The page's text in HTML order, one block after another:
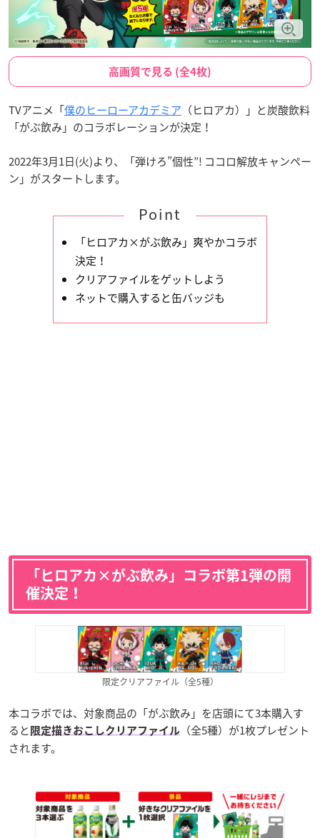
高画質で見る (全4枚)
TVアニメ「僕のヒーローアカデミア （ヒロアカ）」と炭酸飲料
「がぶ飲み」のコラボレーションが決定！
2022年3月1日(火)より、「弾けろ”個性”! ココロ解放キャンペー
ン」がスタートします。
Point
「ヒロアカ×がぶ飲み」爽やかコラボ
決定！
クリアファイルをゲットしよう
ネットで購入すると缶バッジも
「ヒロアカ×がぶ飲み」コラボ第1弾の開
催決定！
限定クリアファイル（全5種）
本コラボでは、対象商品の「がぶ飲み」を店頭にて3本購入す
ると 限定描きおこしクリアファイル
（全5種）が1枚プレゼント
されます。